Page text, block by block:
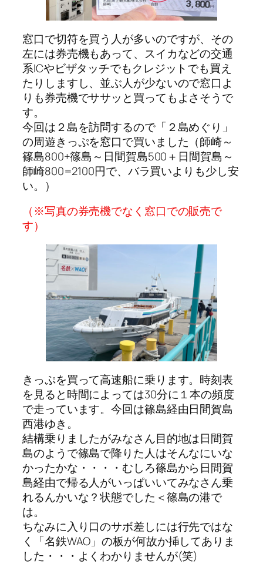
窓口で切符を買う人が多いのですが、その
左には券売機もあって、スイカなどの交通
系ICやビザタッチでもクレジットでも買え
たりしますし、並ぶ人が少ないので窓口よ
りも券売機でササッと買ってもよさそうで
す。
今回は２島を訪問するので「２島めぐり」
の周遊きっぷを窓口で買いました（師崎～
篠島800+篠島～日間賀島500＋日間賀島～
師崎800=2100円で、バラ買いよりも少し安
い。）
（※写真の券売機でなく窓口での販売で
す）
きっぷを買って高速船に乗ります。時刻表
を見ると時間によっては30分に１本の頻度
で走っています。今回は篠島経由日間賀島
西港ゆき。
結構乗りましたがみなさん目的地は日間賀
島のようで篠島で降りた人はそんなにいな
かったかな・・・・むしろ篠島から日間賀
島経由で帰る人がいっぱいいてみなさん乗
れるんかいな？状態でした＜篠島の港で
は。
ちなみに入り口のサボ差しには行先ではな
く「名鉄WAO」の板が何故か挿してありま
した・・・よくわかりませんが(笑)